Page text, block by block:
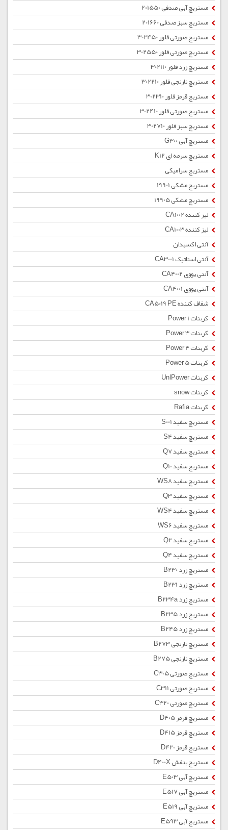
مستربچ آبی صدفی 201550
مستربچ سبز صدفی 201660
مستربچ صورتی فلور 302450
مستربچ صورتی فلور 302550
مستربچ زرد فلور 302110
مستربچ نارنجی فلور 302210
مستربچ قرمز فلور 302310
مستربچ صورتی فلور 302410
مستربچ سبز فلور 302710
مستربچ آبی G300
مستربچ سرمه ای K12
مستربچ سرامیکی
مستربچ مشکی 19901
مستربچ مشکی 19905
لیز کننده CA1002
لیز کننده CA1003
آنتی اکسیدان
آنتی استاتیک CA3001
آنتی یووی CA4002
آنتی یووی CA4001
شفاف کننده CA5019 PE
کربنات Power 1
کربنات Power 3
کربنات Power 4
کربنات Power 5
کربنات UnlPower
کربنات snow
کربنات Rafia
مستربچ سفید S001
مستربچ سفید S4
مستربچ سفید Q7
مستربچ سفید Q10
مستربچ سفید WS8
مستربچ سفید Q3
مستربچ سفید WS4
مستربچ سفید WS6
مستربچ سفید Q2
مستربچ سفید Q4
مستربچ زرد B230
مستربچ زرد B231
مستربچ زرد B234a
مستربچ زرد B235
مستربچ زرد B245
مستربچ نارنجی B273
مستربچ نارنجی B275
مستربچ صورتی C305
مستربچ صورتی C311
مستربچ صورتی C320
مستربچ قرمز D405
مستربچ قرمز D415
مستربچ قرمز D420
مستربچ بنفش D400X
مستربچ آبی E503
مستربچ آبی E517
مستربچ آبی E519
مستربچ آبی E593